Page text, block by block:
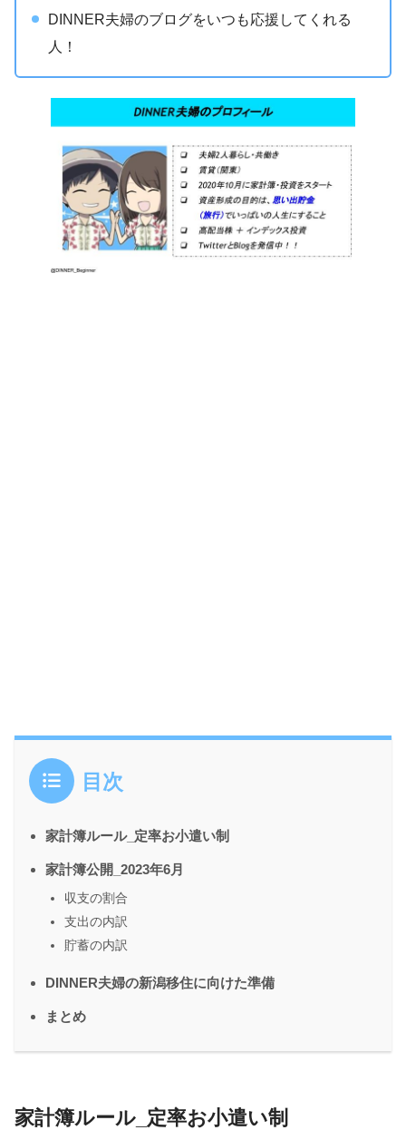
DINNER夫婦のブログをいつも応援してくれる
人！
目次
家計簿ルール_定率お小遣い制
家計簿公開_2023年6月
収支の割合
支出の内訳
貯蓄の内訳
DINNER夫婦の新潟移住に向けた準備
まとめ
家計簿ルール_定率お小遣い制